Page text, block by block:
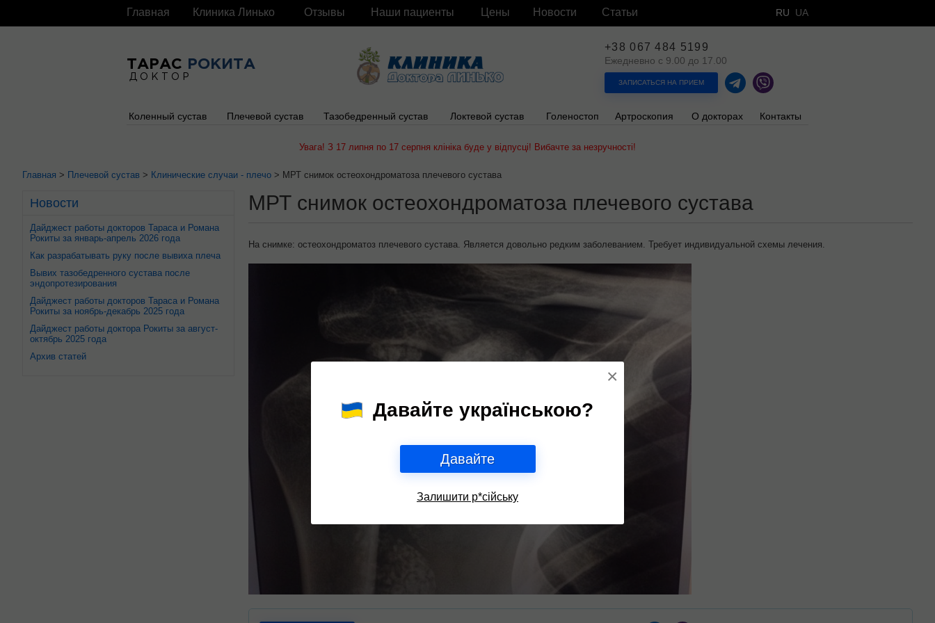
Давайте українською?
Давайте
Залишити р*сійську
×
Главная Клиника Линько Отзывы Наши пациенты Цены Новости Статьи RU UA
ТАРАС РОКИТА
ДОКТОР
+38 067 484 5199
Ежедневно с 9.00 до 17.00
ЗАПИСАТЬСЯ НА ПРИЕМ
Коленный сустав Плечевой сустав Тазобедренный сустав Локтевой сустав Голеностоп Артроскопия О докторах Контакты
Увага! З 17 липня по 17 серпня клініка буде у відпусці! Вибачте за незручності!
Главная > Плечевой сустав > Клинические случаи - плечо > МРТ снимок остеохондроматоза плечевого сустава
Новости
Дайджест работы докторов Тараса и Романа
Рокиты за январь-апрель 2026 года
Как разрабатывать руку после вывиха плеча
Вывих тазобедренного сустава после
эндопротезирования
Дайджест работы докторов Тараса и Романа
Рокиты за ноябрь-декабрь 2025 года
Дайджест работы доктора Рокиты за август-
октябрь 2025 года
Архив статей
МРТ снимок остеохондроматоза плечевого сустава
На снимке: остеохондроматоз плечевого сустава. Является довольно редким заболеванием. Требует индивидуальной схемы лечения.